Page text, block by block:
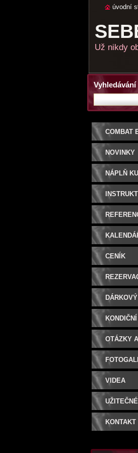
Už nikdy
COMBAT
NOVINKY
NÁPLŇ
ŽENY
CENÍK
KONDIČNÍ
OTÁZKY
VIDEA
KONTAKT
Vyhledávání
úvodní